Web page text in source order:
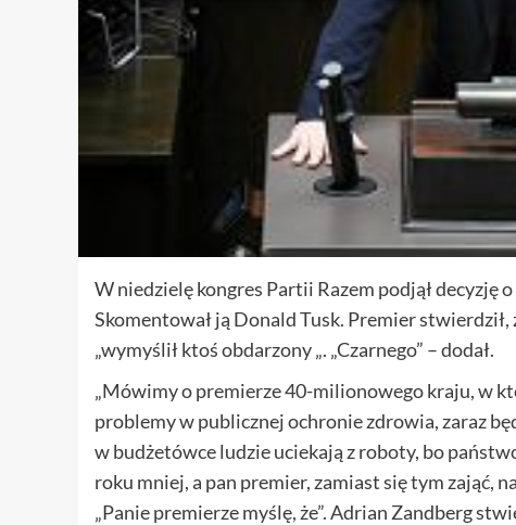
W niedzielę kongres Partii Razem podjął decyzję
Skomentował ją Donald Tusk. Premier
„wymyślił ktoś obdarzony „. „Czarnego” – dodał.
„Mówimy o premierze 40-milionowego kraju, w
problemy w publicznej ochronie zdrowia, zaraz
w budżetówce ludzie uciekają z roboty, bo
roku mniej, a pan premier, zamiast się tym zająć,
„Panie premierze myślę, że”. Adrian Zandberg